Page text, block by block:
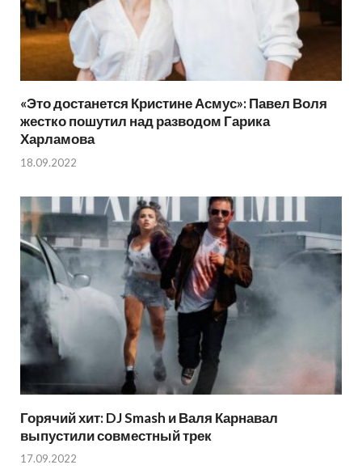
«Это достанется Кристине Асмус»: Павел Воля
жестко пошутил над разводом Гарика
Харламова
18.09.2022
Горячий хит: DJ Smash и Валя Карнавал
выпустили совместный трек
17.09.2022